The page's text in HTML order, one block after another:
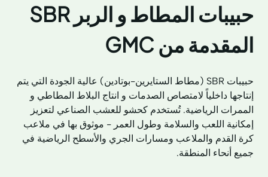
حبيبات المطاط و الربر SBR
المقدمة من GMC
حبيبات SBR (مطاط الستايرين-بوتادين) عالية الجودة التي يتم
إنتاجها داخلياً لامتصاص الصدمات و انتاج البلاط المطاطي و
الممرات الرياضية. تُستخدم كحشو للعشب الصناعي لتعزيز
إمكانية اللعب والسلامة وطول العمر - موثوق بها في ملاعب
كرة القدم والملاعب ومسارات الجري والأسطح الرياضية في
جميع أنحاء المنطقة.